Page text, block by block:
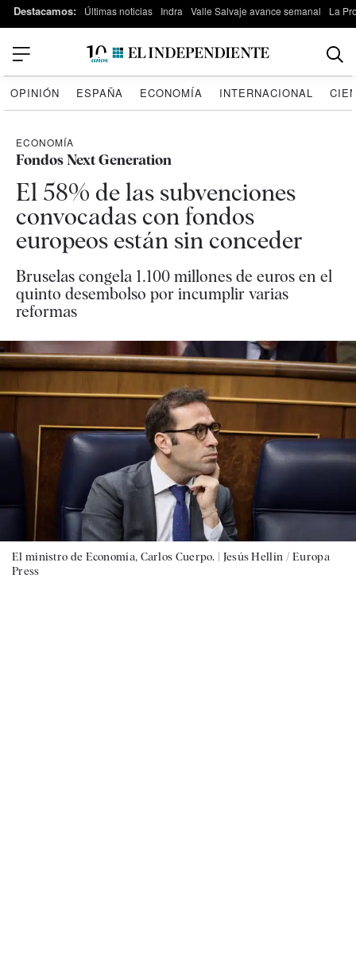
Destacamos: Últimas noticias Indra Valle Salvaje avance semanal La
OPINIÓN ESPAÑA ECONOMÍA INTERNACIONAL
ECONOMÍA
Fondos Next Generation
El 58% de las subvenciones
convocadas con fondos
europeos están sin conceder
Bruselas congela 1.100 millones de euros en el
quinto desembolso por incumplir varias
reformas
El ministro de Economía, Carlos Cuerpo. | Jesús Hellín / Europa
Press